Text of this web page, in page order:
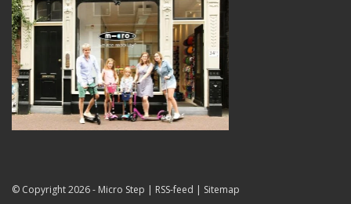
© Copyright 2026 - Micro Step | RSS-feed | Sitemap